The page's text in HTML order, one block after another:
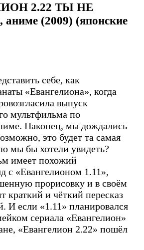
2.22 ТЫ НЕ
(2009) (японские
себе, как
«Евангелиона», когда
выпуск
мультфильма по
Наконец, мы дождались
это будет та самая
мы бы хотели увидеть?
имеет похожий
с «Евангелионом 1.11»,
прорисовку и в своём
краткий и чёткий пересказ
И если «1.11» планировался
сериала «Евангелион»
«Евангелион 2.22» пошёл